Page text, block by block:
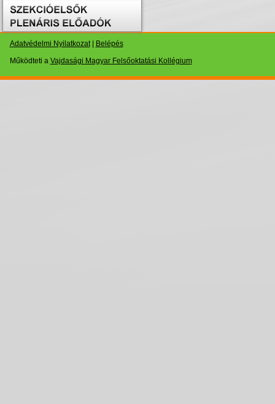
Adatvédelmi Nyilatkozat|
Belépés
Működteti a Vajdasági Magyar Felsőoktatási Kollégium